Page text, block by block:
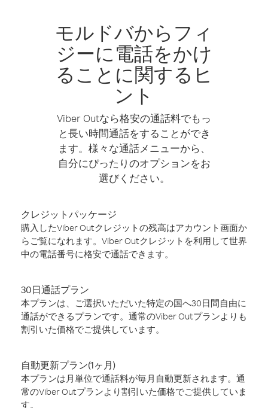
モルドバからフィ
ジーに電話をかけ
ることに関するヒ
ント
Viber Outなら格安の通話料でもっ
と長い時間通話をすることができ
ます。様々な通話メニューから、
自分にぴったりのオプションをお
選びください。
クレジットパッケージ
購入したViber Outクレジットの残高はアカウント画面か
らご覧になれます。Viber Outクレジットを利用して世界
中の電話番号に格安で通話できます。
30日通話プラン
本プランは、ご選択いただいた特定の国へ30日間自由に
通話ができるプランです。通常のViber Outプランよりも
割引いた価格でご提供しています。
自動更新プラン(1ヶ月)
本プランは月単位で通話料が毎月自動更新されます。通
常のViber Outプランより割引いた価格でご提供していま
す。